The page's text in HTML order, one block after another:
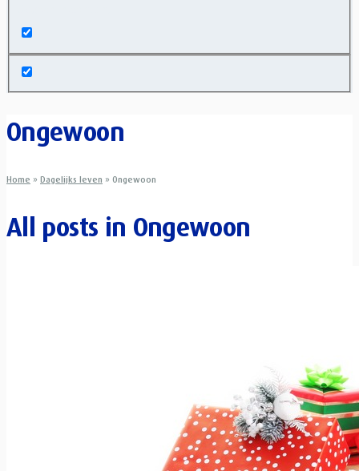
Ongewoon
Home » Dagelijks leven » Ongewoon
All posts in Ongewoon